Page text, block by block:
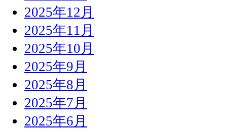
2025年12月
2025年11月
2025年10月
2025年9月
2025年8月
2025年7月
2025年6月